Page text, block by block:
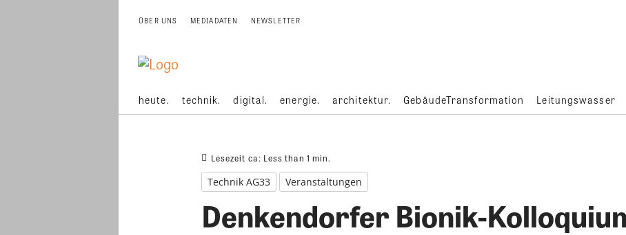
ÜBER UNS MEDIADATEN NEWSLETTER
heute. technik. digital. energie. architektur. GebäudeTransformation Leitungswasser
Lesezeit ca: Less than 1 min.
Technik AG33 Veranstaltungen
Denkendorfer Bionik-